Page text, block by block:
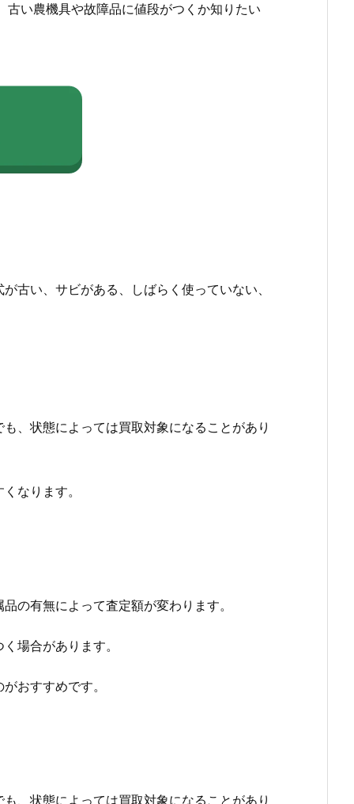
い農機具や故障品に値段がつくか知りたい
古い、サビがある、しばらく使っていない、
、状態によっては買取対象になることがあり
なります。
の有無によって査定額が変わります。
場合があります。
おすすめです。
、状態によっては買取対象になることがあり